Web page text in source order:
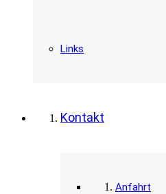
Links
Kontakt
Anfahrt